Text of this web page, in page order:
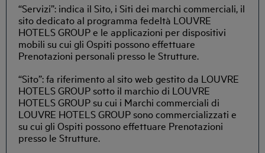
“Servizi”: indica il Sito, i Siti dei marchi commerciali, il
sito dedicato al programma fedeltà LOUVRE
HOTELS GROUP e le applicazioni per dispositivi
mobili su cui gli Ospiti possono effettuare
Prenotazioni personali presso le Strutture.
“Sito”: fa riferimento al sito web gestito da LOUVRE
HOTELS GROUP sotto il marchio di LOUVRE
HOTELS GROUP su cui i Marchi commerciali di
LOUVRE HOTELS GROUP sono commercializzati e
su cui gli Ospiti possono effettuare Prenotazioni
presso le Strutture.